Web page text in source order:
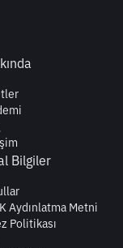
Bilgiler
Aydınlatma Metni
Politikası